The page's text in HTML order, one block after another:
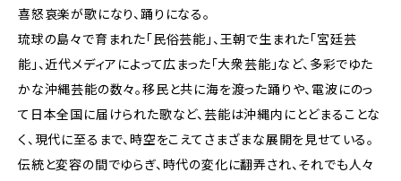
喜怒哀楽が歌になり、踊りになる。
琉球の島々で育まれた「民俗芸能」、王朝で生まれた「宮廷芸
能」、近代メディアによって広まった「大衆芸能」など、多彩でゆた
かな沖縄芸能の数々。移民と共に海を渡った踊りや、電波にのっ
て日本全国に届けられた歌など、芸能は沖縄内にとどまることな
く、現代に至るまで、時空をこえてさまざまな展開を見せている。
伝統と変容の間でゆらぎ、時代の変化に翻弄され、それでも人々